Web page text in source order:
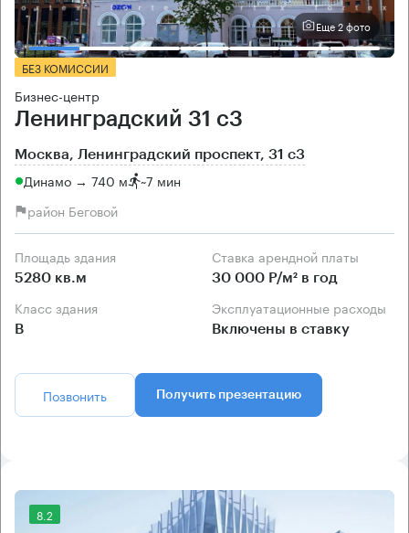
Еще 2 фото
БЕЗ КОМИССИИ
Бизнес-центр
Ленинградский 31 с3
Москва, Ленинградский проспект, 31 с3
Динамо → 740 м ~7 мин
район Беговой
Площадь здания
5280 кв.м
Ставка арендной платы
30 000 Р/м² в год
Класс здания
B
Эксплуатационные расходы
Включены в ставку
Позвонить Получить презентацию
8.2